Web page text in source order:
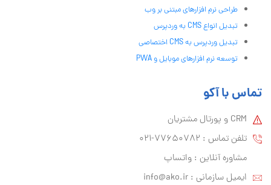
طراحی نرم افزارهای مبتنی بر وب
تبدیل انواع CMS به وردپرس
تبدیل وردپرس به CMS اختصاصی
توسعه نرم افزارهای موبایل و PWA
تماس با آکو
CRM و پورتال مشتریان
تلفن تماس :‌ 77650782-021
مشاوره آنلاین : واتساپ
ایمیل سازمانی :‌ info@ako.ir